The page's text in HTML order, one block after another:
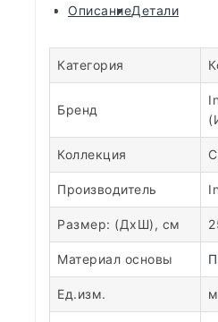
ОписаниеДетали
Категория
Бренд
Коллекция
Производитель
Размер: (ДхШ), см
Материал основы
Ед.изм.